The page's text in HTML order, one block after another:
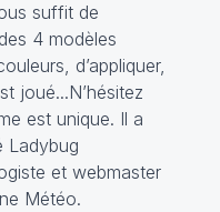
suffit de
4 modèles
d’appliquer,
joué...N’hésitez
est unique. Il a
Ladybug
et webmaster
Météo.